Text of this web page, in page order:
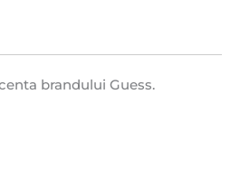
brandului Guess.